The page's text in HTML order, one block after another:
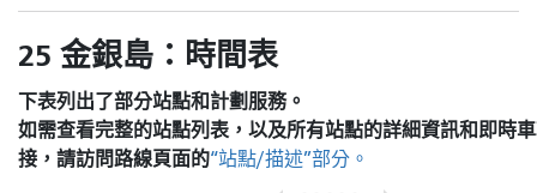
25 金銀島：時間表
下表列出了部分站點和計劃服務。
如需查看完整的站點列表，以及所有站點的詳細資訊和即時
接，請訪問路線頁面的“站點/描述”部分。